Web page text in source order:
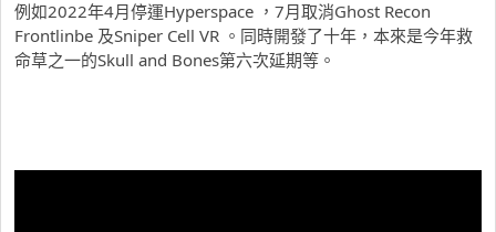
例如2022年4月停運Hyperspace ，7月取消Ghost Recon
Frontlinbe 及Sniper Cell VR 。同時開發了十年，本來是今年救
命草之一的Skull and Bones第六次延期等。